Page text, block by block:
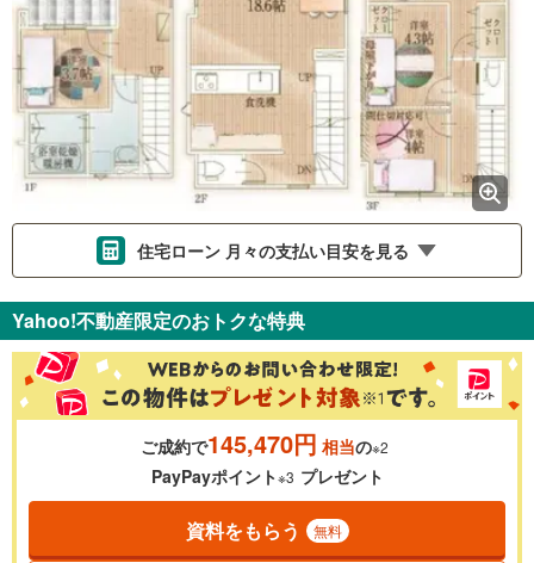
住宅ローン 月々の支払い目安を見る
金利 ％
0.01%
Yahoo!不動産限定のおトクな特典
ご成約で145,470円 相当の※2
PayPayポイント※3 プレゼント
資料をもらう 無料